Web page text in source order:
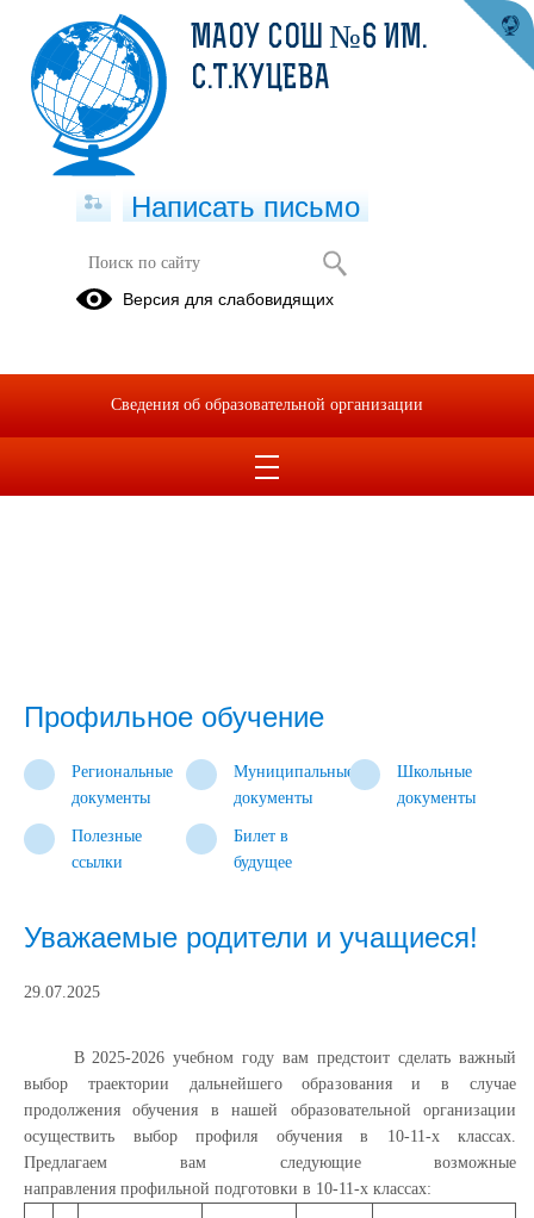
Профильное обучение
Региональные
документы
Муниципальные
документы
Школьные
документы
Полезные
ссылки
Билет в
будущее
Уважаемые родители и учащиеся!
29.07.2025
В 2025-2026 учебном году вам предстоит сделать важный
выбор траектории дальнейшего образования и в случае
продолжения обучения в нашей образовательной организации
осуществить выбор профиля обучения в 10-11-х классах.
Предлагаем вам следующие возможные
направления профильной подготовки в 10-11-х классах:
МАОУ СОШ №6 ИМ.
С.Т.КУЦЕВА
Написать письмо
Версия для слабовидящих
Сведения об образовательной организации